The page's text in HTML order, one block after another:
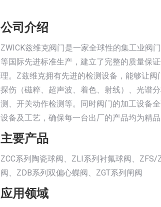
公司介绍
ZWICK兹维克阀门是一家全球性的集工业阀
等国际先进标准生产，建立了完整的质量保
理。Z兹维克拥有先进的检测设备，能够让
探伤（磁粹、超声波、着色、射线）、光谱
测、开关动作检测等。同时阀门的加工设备
设备及工艺，确保每一台出厂的产品均为精品
主要产品
ZCC系列陶瓷球阀、ZLI系列衬氟球阀、
阀、ZDB系列双偏心蝶阀、ZGT系列闸阀
应用领域